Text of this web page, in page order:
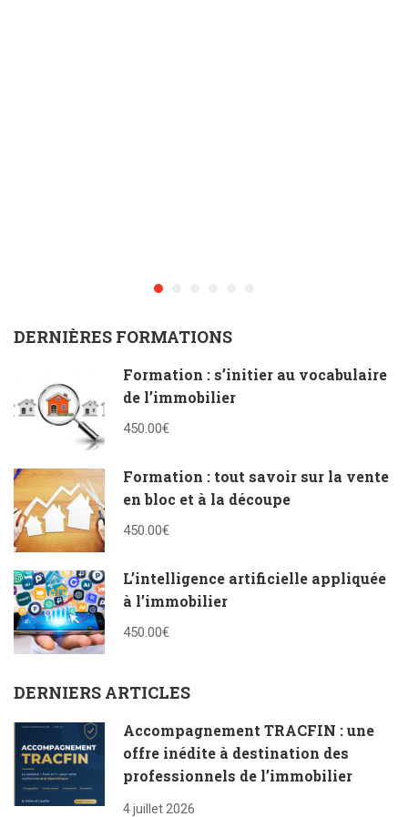
DERNIÈRES FORMATIONS
Formation : s’initier au vocabulaire
de l’immobilier
450.00€
Formation : tout savoir sur la vente
en bloc et à la découpe
450.00€
L’intelligence artificielle appliquée
à l’immobilier
450.00€
DERNIERS ARTICLES
Accompagnement TRACFIN : une
offre inédite à destination des
professionnels de l’immobilier
4 juillet 2026